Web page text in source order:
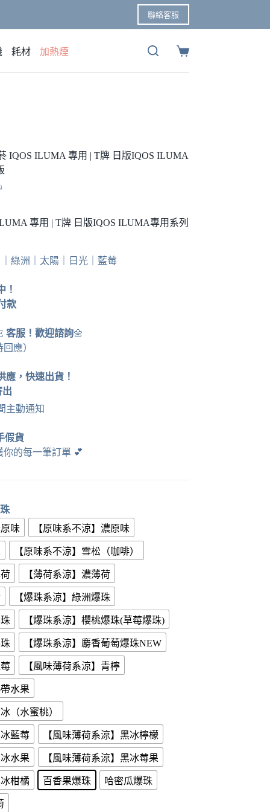
聯絡客服
耗材 加熱煙
購
物
IQOS ILUMA 專用 | T牌 日版IQOS ILUMA
。
。
專用 | T牌 日版IQOS ILUMA專用系列
綠洲｜太陽｜日光｜藍莓
！
款
客服！歡迎諮詢🌼
應）
應，快速出貨！
出
主動通知
假貨
你的每一筆訂單 💕
味
【原味系不涼】濃原味
【原味系不涼】雪松（咖啡）
【薄荷系涼】濃薄荷
【爆珠系涼】綠洲爆珠
【爆珠系涼】櫻桃爆珠(草莓爆珠)
【爆珠系涼】麝香葡萄爆珠NEW
【風味薄荷系涼】青檸
水果
（水蜜桃）
藍莓 【風味薄荷系涼】黑冰檸檬
水果 【風味薄荷系涼】黑冰莓果
柑橘 百香果爆珠 哈密瓜爆珠